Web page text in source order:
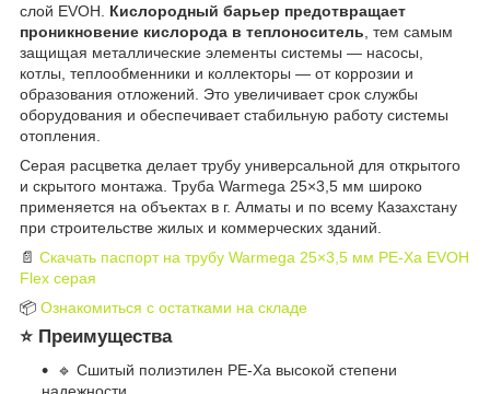
слой EVOH. Кислородный барьер предотвращает
проникновение кислорода в теплоноситель , тем самым
защищая металлические элементы системы — насосы,
котлы, теплообменники и коллекторы — от коррозии и
образования отложений. Это увеличивает срок службы
оборудования и обеспечивает стабильную работу системы
отопления.
Серая расцветка делает трубу универсальной для открытого
и скрытого монтажа. Труба Warmega 25×3,5 мм широко
применяется на объектах в г. Алматы и по всему Казахстану
при строительстве жилых и коммерческих зданий.
📄 Скачать паспорт на трубу Warmega 25×3,5 мм PE-Xa EVOH
Flex серая
📦 Ознакомиться с остатками на складе
⭐ Преимущества
🔹 Сшитый полиэтилен PE-Xa высокой степени
надежности